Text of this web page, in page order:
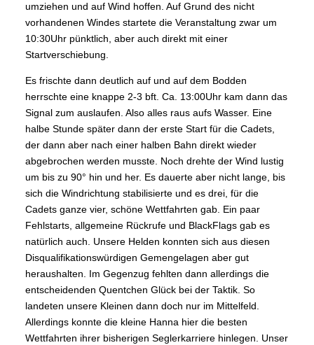
umziehen und auf Wind hoffen. Auf Grund des nicht
vorhandenen Windes startete die Veranstaltung zwar um
10:30Uhr pünktlich, aber auch direkt mit einer
Startverschiebung.
Es frischte dann deutlich auf und auf dem Bodden
herrschte eine knappe 2-3 bft. Ca. 13:00Uhr kam dann das
Signal zum auslaufen. Also alles raus aufs Wasser. Eine
halbe Stunde später dann der erste Start für die Cadets,
der dann aber nach einer halben Bahn direkt wieder
abgebrochen werden musste. Noch drehte der Wind lustig
um bis zu 90° hin und her. Es dauerte aber nicht lange, bis
sich die Windrichtung stabilisierte und es drei, für die
Cadets ganze vier, schöne Wettfahrten gab. Ein paar
Fehlstarts, allgemeine Rückrufe und BlackFlags gab es
natürlich auch. Unsere Helden konnten sich aus diesen
Disqualifikationswürdigen Gemengelagen aber gut
heraushalten. Im Gegenzug fehlten dann allerdings die
entscheidenden Quentchen Glück bei der Taktik. So
landeten unsere Kleinen dann doch nur im Mittelfeld.
Allerdings konnte die kleine Hanna hier die besten
Wettfahrten ihrer bisherigen Seglerkarriere hinlegen. Unser